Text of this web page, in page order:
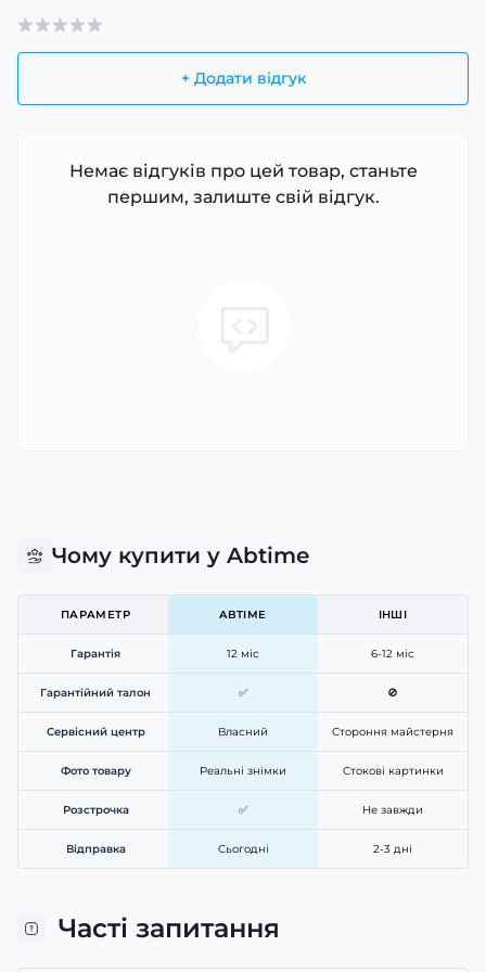
+ Додати відгук
Немає відгуків про цей товар, станьте
першим, залиште свій відгук.
Чому купити у Abtime
ПАРАМЕТР ABTIME ІНШІ
Гарантія 12 міс 6-12 міс
Гарантійний талон ✅ 🚫
Сервісний центр Власний Стороння майстерня
Фото товару Реальні знімки Стокові картинки
Розстрочка ✅ Не завжди
Відправка Сьогодні 2-3 дні
Часті запитання